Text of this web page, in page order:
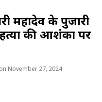
महादेव के पुजारी
की आशंका पर
November 27, 2024